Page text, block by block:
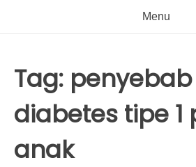
Menu
Tag: penyebab
diabetes tipe 1
anak